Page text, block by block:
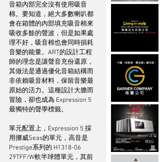
音箱內部完全沒有使用吸音
棉。要知道，絕大多數喇叭都
會在箱體的內部填充吸音棉來
吸收多餘的聲波，但是如果處
理不好，吸音棉也會同時損耗
音樂的能量。ART的設計工程
師的理念是讓聲音充份還原，
其做法是通過優化音箱結構而
非依賴吸音材料，保留音樂最
原始的活力。這種設計大膽而
冒險，卻也成為 Expression 5
最獨特的聲學標籤。
單元配置上，Expression 5 採
用挪威Seas的單元，高音是
Prestige系列的 H1318-06
29TFF/W軟半球體單元，其前